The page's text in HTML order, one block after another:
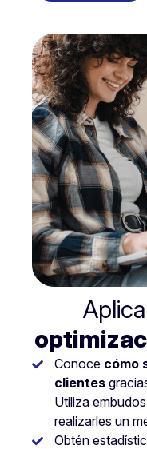
Conoce cómo
clientes
Utiliza
realizarles un
Obtén